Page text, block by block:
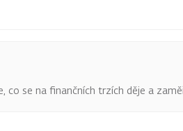
co se na finančních trzích děje a